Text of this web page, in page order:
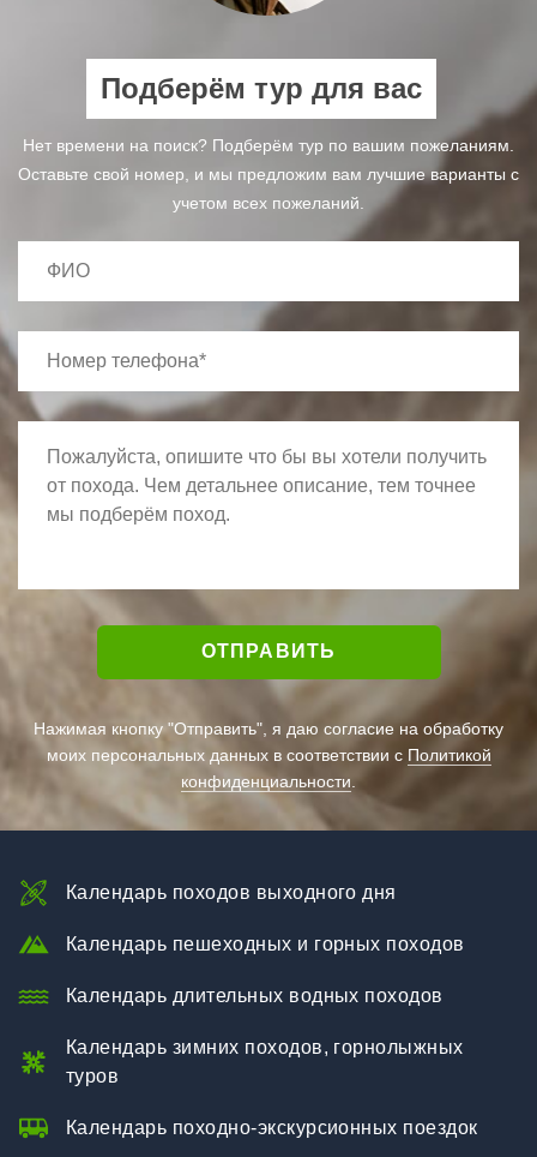
Подберём тур для вас
Нет времени на поиск? Подберём тур по вашим пожеланиям.
Оставьте свой номер, и мы предложим вам лучшие варианты с
учетом всех пожеланий.
Нажимая кнопку "Отправить", я даю согласие на обработку
моих персональных данных в соответствии с Политикой
конфиденциальности
Календарь походов выходного дня
Календарь пешеходных и горных походов
Календарь длительных водных походов
Календарь зимних походов, горнолыжных
туров
Календарь походно-экскурсионных поездок